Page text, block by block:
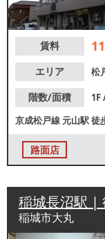
賃料
エリア
松
階数/面積
1F
京成松戸線元山駅徒
路面店
稲城長沼駅 |
稲城市大丸